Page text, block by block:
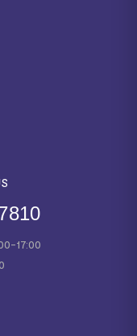
17:00